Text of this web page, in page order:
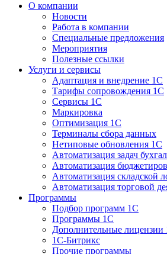
О компании
Новости
Работа в компании
Специальные предложения
Мероприятия
Полезные ссылки
Услуги и сервисы
Адаптация и внедрение 1С
Тарифы сопровождения 1С
Сервисы 1С
Маркировка
Оптимизация 1С
Терминалы сбора данных
Нетиповые обновления 1С
Автоматизация задач
Автоматизация
Автоматизация складской
Автоматизация торговой
Программы
Подбор программ 1С
Программы 1С
Дополнительные лицензии
1С-Битрикс
Прочие программы